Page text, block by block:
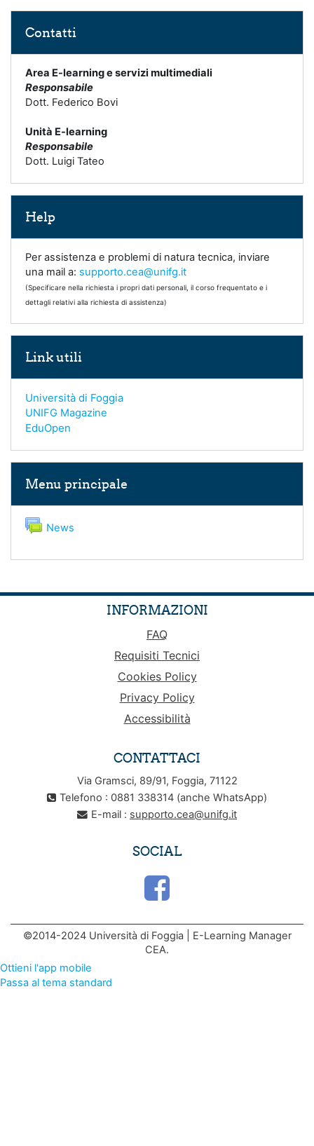
Contatti
Area E-learning e servizi multimediali
Responsabile
Dott. Federico Bovi
Unità E-learning
Responsabile
Dott. Luigi Tateo
Help
Per assistenza e problemi di natura tecnica, inviare
una mail a: supporto.cea@unifg.it
(Specificare nella richiesta i propri dati personali, il corso frequentato e i
dettagli relativi alla richiesta di assistenza)
Link utili
Università di Foggia
UNIFG Magazine
EduOpen
Menu principale
News
INFORMAZIONI
FAQ
Requisiti Tecnici
Cookies Policy
Privacy Policy
Accessibilità
CONTATTACI
Via Gramsci, 89/91, Foggia, 71122
Telefono : 0881 338314 (anche WhatsApp)
E-mail : supporto.cea@unifg.it
SOCIAL
©2014-2024 Università di Foggia | E-Learning Manager
CEA.
Ottieni l'app mobile
Passa al tema standard